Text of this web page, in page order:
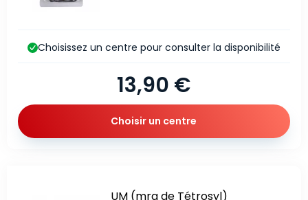
13,90 €
Choisissez un centre pour consulter la disponibilité
Choisir un centre
Marque
UM (mrq de Tétrosyl)